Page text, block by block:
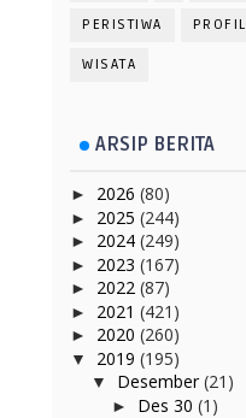
PERISTIWA PROFIL
WISATA
ARSIP BERITA
► 2026 (80)
► 2025 (244)
► 2024 (249)
► 2023 (167)
► 2022 (87)
► 2021 (421)
► 2020 (260)
▼ 2019 (195)
▼ Desember(21)
► Des 30 (1)